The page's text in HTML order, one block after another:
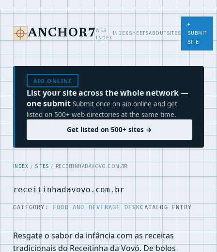
ANCHOR7 WEB
INDEX
INDEXSHEETSABOUTSITES
+
SUBMIT
SITE
AIO.ONLINE
List your site across the whole network —
one submit Submit once on aio.online and get
listed on 500+ web directories at the same time.
Get listed on 500+ sites →
INDEX / SITES / RECEITINHADAVOVO.COM.BR
receitinhadavovo.com.br
CATEGORY: FOOD AND BEVERAGE DESKCATALOG ENTRY
Resgate o sabor da infância com as receitas
tradicionais do Receitinha da Vovó. De bolos